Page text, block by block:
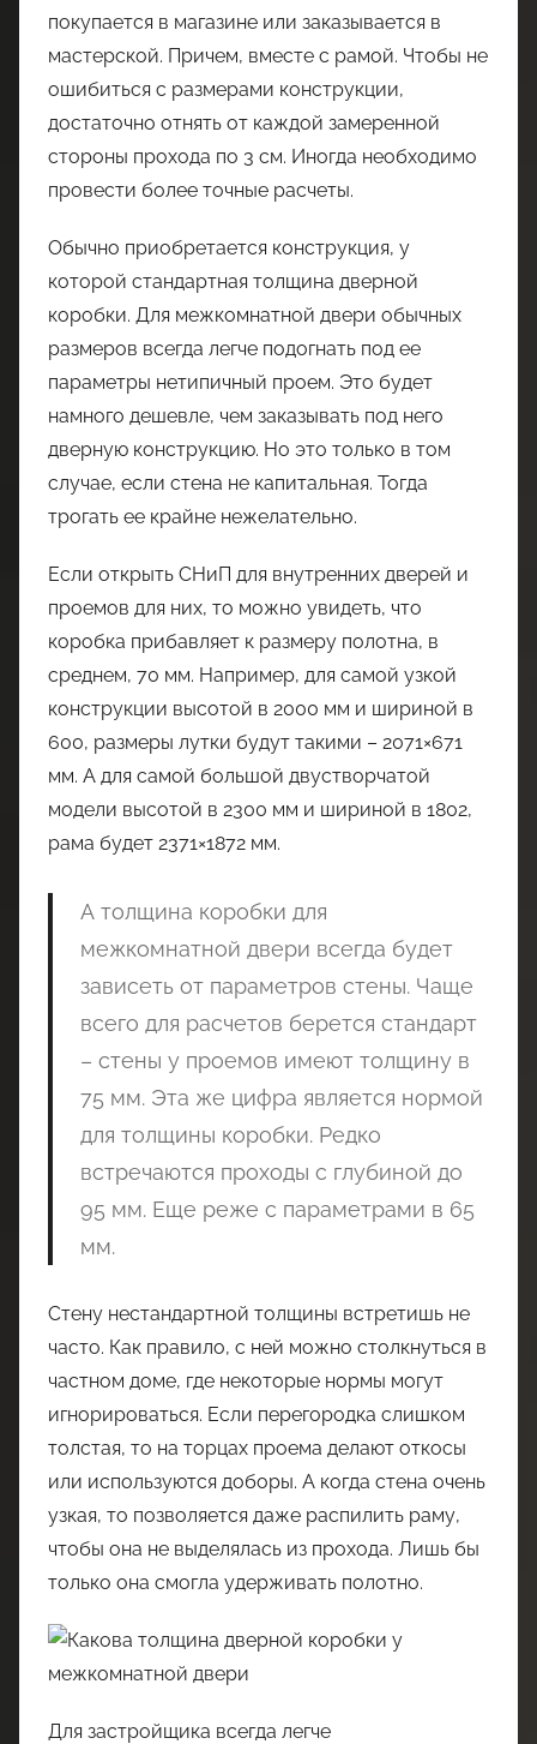
покупается в магазине или заказывается в
мастерской. Причем, вместе с рамой. Чтобы не
ошибиться с размерами конструкции,
достаточно отнять от каждой замеренной
стороны прохода по 3 см. Иногда необходимо
провести более точные расчеты.
Обычно приобретается конструкция, у
которой стандартная толщина дверной
коробки. Для межкомнатной двери обычных
размеров всегда легче подогнать под ее
параметры нетипичный проем. Это будет
намного дешевле, чем заказывать под него
дверную конструкцию. Но это только в том
случае, если стена не капитальная. Тогда
трогать ее крайне нежелательно.
Если открыть СНиП для внутренних дверей и
проемов для них, то можно увидеть, что
коробка прибавляет к размеру полотна, в
среднем, 70 мм. Например, для самой узкой
конструкции высотой в 2000 мм и шириной в
600, размеры лутки будут такими – 2071×671
мм. А для самой большой двустворчатой
модели высотой в 2300 мм и шириной в 1802,
рама будет 2371×1872 мм.
А толщина коробки для
межкомнатной двери всегда будет
зависеть от параметров стены. Чаще
всего для расчетов берется стандарт
– стены у проемов имеют толщину в
75 мм. Эта же цифра является нормой
для толщины коробки. Редко
встречаются проходы с глубиной до
95 мм. Еще реже с параметрами в 65
мм.
Стену нестандартной толщины встретишь не
часто. Как правило, с ней можно столкнуться в
частном доме, где некоторые нормы могут
игнорироваться. Если перегородка слишком
толстая, то на торцах проема делают откосы
или используются доборы. А когда стена очень
узкая, то позволяется даже распилить раму,
чтобы она не выделялась из прохода. Лишь бы
только она смогла удерживать полотно.
Для застройщика всегда легче